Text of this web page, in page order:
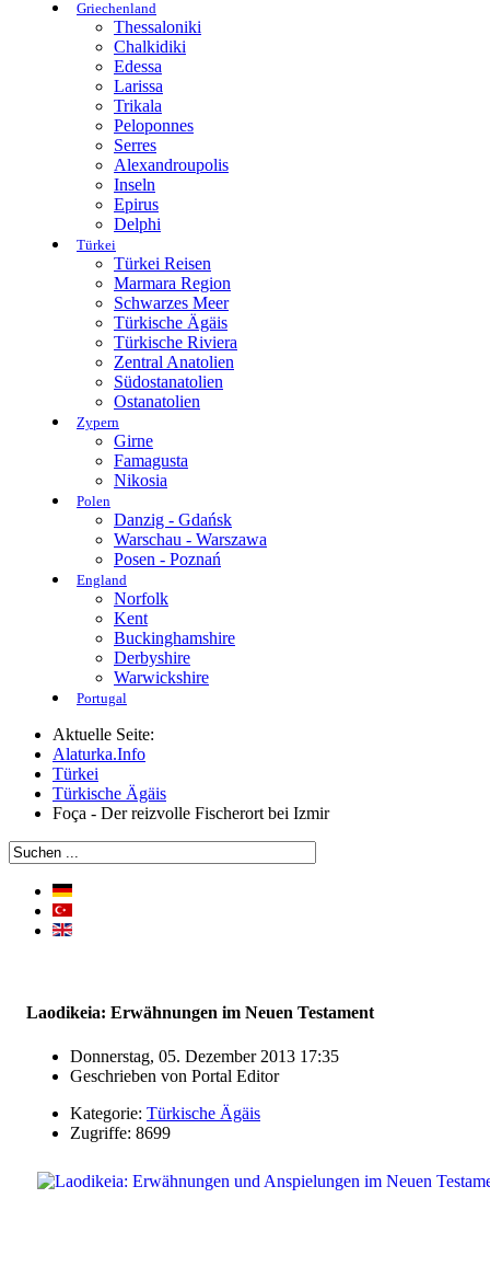
Griechenland
Thessaloniki
Chalkidiki
Edessa
Larissa
Trikala
Peloponnes
Serres
Alexandroupolis
Inseln
Epirus
Delphi
Türkei
Türkei Reisen
Marmara Region
Schwarzes Meer
Türkische Ägäis
Türkische Riviera
Zentral Anatolien
Südostanatolien
Ostanatolien
Zypern
Girne
Famagusta
Nikosia
Polen
Danzig - Gdańsk
Warschau - Warszawa
Posen - Poznań
England
Norfolk
Kent
Buckinghamshire
Derbyshire
Warwickshire
Portugal
Aktuelle Seite:
Alaturka.Info
Türkei
Türkische Ägäis
Foça - Der reizvolle Fischerort bei Izmir
Laodikeia: Erwähnungen im Neuen Testament
Donnerstag, 05. Dezember 2013 17:35
Geschrieben von Portal Editor
Kategorie: Türkische Ägäis
Zugriffe: 8699